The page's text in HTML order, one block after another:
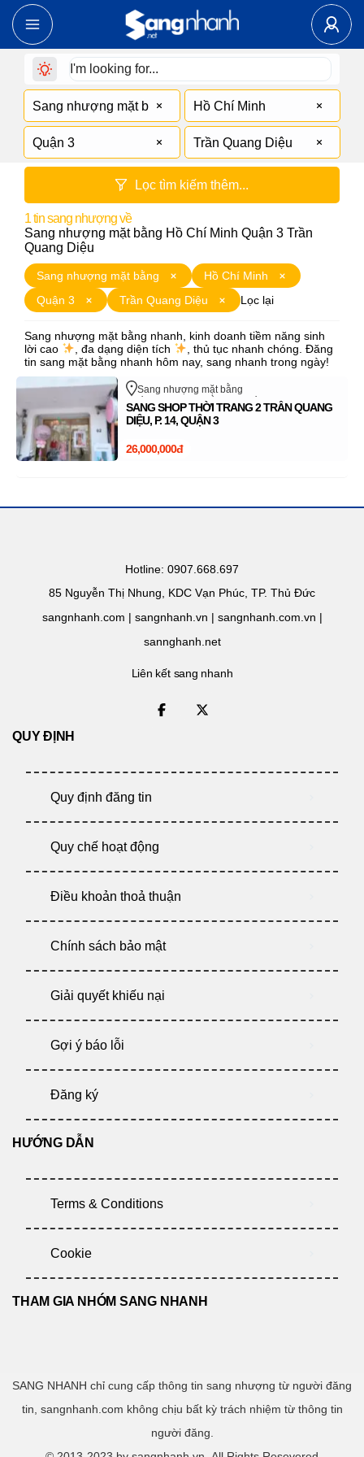
Sang nhượng mặt bằng Hồ Chí Minh
Quận 3 Trần Quang Diệu
Lọc tìm kiếm thêm...
1tin sang nhượng về
Sang nhượng mặt bằng Hồ Chí Minh Quận 3 Trần
Quang Diệu
Sang nhượng mặt bằng
Hồ Chí Minh
Quận 3
Trần Quang Diệu Lọc lại
Sang nhượng mặt bằng nhanh, kinh doanh tiềm năng sinh
lời cao
, đa dạng diện tích
, thủ tục nhanh chóng. Đăng
tin sang mặt bằng nhanh hôm nay, sang nhanh trong ngày!
Sang nhượng mặt bằng
Chiều ngang mặt bằng: 4mTrần Quang Diệu
Quận 3Hồ Chí Minh
SANG SHOP THỜI TRANG 2 TRẦN QUANG
DIỆU, P. 14, QUẬN 3
26,000,000đ
Hotline: 0907.668.697
85 Nguyễn Thị Nhung, KDC Vạn Phúc, TP. Thủ Đức
sangnhanh.com | sangnhanh.vn | sangnhanh.com.vn |
sannghanh.net
Liên kết sang nhanh
QUY ĐỊNH
Quy định đăng tin
Quy chế hoạt động
Điều khoản thoả thuận
Chính sách bảo mật
Giải quyết khiếu nại
Gợi ý báo lỗi
Đăng ký
HƯỚNG DẪN
Terms & Conditions
Cookie
THAM GIA NHÓM SANG NHANH
SANG NHANH chỉ cung cấp thông tin sang nhượng từ người đăng
tin, sangnhanh.com không chịu bất kỳ trách nhiệm từ thông tin
người đăng.